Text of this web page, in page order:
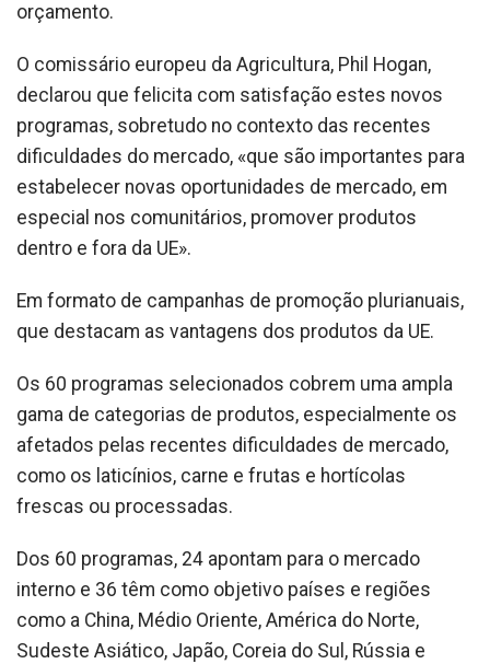
orçamento.
O comissário europeu da Agricultura, Phil Hogan,
declarou que felicita com satisfação estes novos
programas, sobretudo no contexto das recentes
dificuldades do mercado, «que são importantes para
estabelecer novas oportunidades de mercado, em
especial nos comunitários, promover produtos
dentro e fora da UE».
Em formato de campanhas de promoção plurianuais,
que destacam as vantagens dos produtos da UE.
Os 60 programas selecionados cobrem uma ampla
gama de categorias de produtos, especialmente os
afetados pelas recentes dificuldades de mercado,
como os laticínios, carne e frutas e hortícolas
frescas ou processadas.
Dos 60 programas, 24 apontam para o mercado
interno e 36 têm como objetivo países e regiões
como a China, Médio Oriente, América do Norte,
Sudeste Asiático, Japão, Coreia do Sul, Rússia e